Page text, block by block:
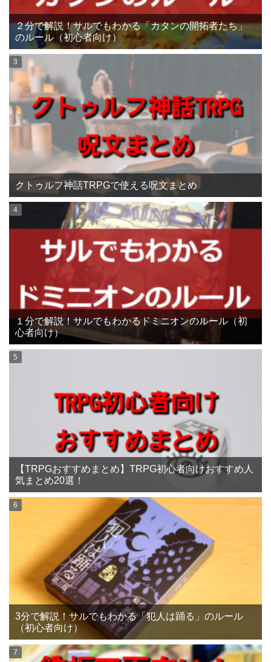
２分で解説！サルでもわかる「カタンの開拓者たち」
のルール（初心者向け）
クトゥルフ神話TRPGで使える呪文まとめ
１分で解説！サルでもわかるドミニオンのルール（初
心者向け）
【TRPGおすすめまとめ】TRPG初心者向けおすすめ人
気まとめ20選！
3分で解説！サルでもわかる「犯人は踊る」のルール
（初心者向け）